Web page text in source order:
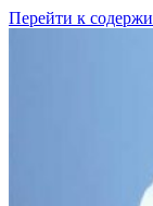
Перейти к